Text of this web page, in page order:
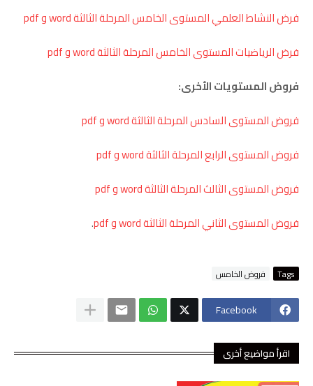
فرض النشاط العلمي المستوى الخامس المرحلة الثالثة word و pdf
فرض الرياضيات المستوى الخامس المرحلة الثالثة word و pdf
فروض المستويات الأخرى:
فروض المستوى السادس المرحلة الثالثة word و pdf
فروض المستوى الرابع المرحلة الثالثة word و pdf
فروض المستوى الثالث المرحلة الثالثة word و pdf
فروض المستوى الثاني المرحلة الثالثة word و pdf
.
Tags فروض الخامس
Facebook
اقرأ مواضيع أخرى